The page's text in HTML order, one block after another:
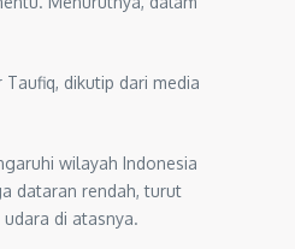
dikutip dari media
wilayah Indonesia
dataran rendah, turut
di atasnya.